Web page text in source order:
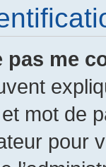
me
mot de
pour